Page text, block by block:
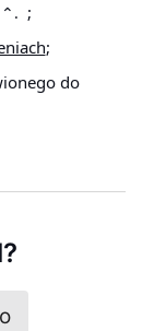
⌃. ;
;
do